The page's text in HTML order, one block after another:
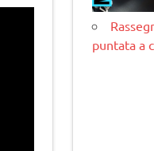
puntata a